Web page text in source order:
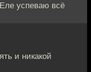
успеваю всё
и никакой